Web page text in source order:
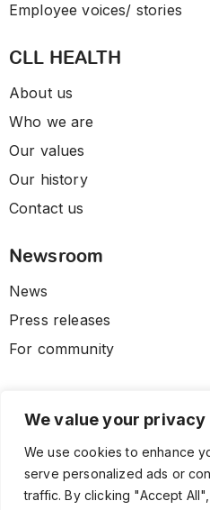
We value your privacy
We use cookies to enhance
serve personalized ads or
traffic. By clicking "Accept
Employee voices/ stories
CLL HEALTH
About us
Who we are
Our values
Our history
Contact us
Newsroom
News
Press releases
For community